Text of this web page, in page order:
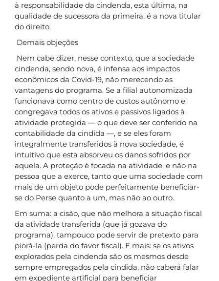
à responsabilidade da cindenda, esta última, na
qualidade de sucessora da primeira, é a nova titular
do direito.
Demais objeções
Nem cabe dizer, nesse contexto, que a sociedade
cindenda, sendo nova, é infensa aos impactos
econômicos da Covid-19, não merecendo as
vantagens do programa. Se a filial autonomizada
funcionava como centro de custos autônomo e
congregava todos os ativos e passivos ligados à
atividade protegida — o que deve ser conferido na
contabilidade da cindida —, e se eles foram
integralmente transferidos à nova sociedade, é
intuitivo que esta absorveu os danos sofridos por
aquela. A proteção é focada na atividade, e não na
pessoa que a exerce, tanto que uma sociedade com
mais de um objeto pode perfeitamente beneficiar-
se do Perse quanto a um, mas não ao outro.
Em suma: a cisão, que não melhora a situação fiscal
da atividade transferida (que já gozava do
programa), tampouco pode servir de pretexto para
piorá-la (perda do favor fiscal). E mais: se os ativos
explorados pela cindenda são os mesmos desde
sempre empregados pela cindida, não caberá falar
em expediente artificial para beneficiar